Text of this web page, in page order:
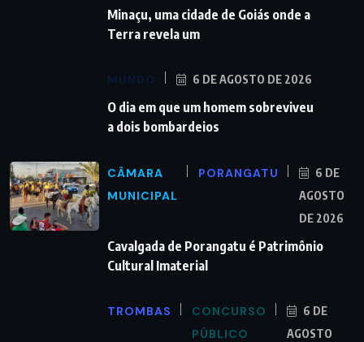
Minaçu, uma cidade de Goiás onde a
Terra revela um
MUNDO 6 DE AGOSTO DE 2026
O dia em que um homem sobreviveu
a dois bombardeios
CÂMARA
MUNICIPAL
PORANGATU
6 DE
AGOSTO
DE 2026
Cavalgada de Porangatu é Patrimônio
Cultural Imaterial
TROMBAS
CONCURSO
PÚBLICO
6 DE
AGOSTO